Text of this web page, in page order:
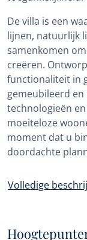
De villa is een
lijnen, natuurlijk
samenkomen
creëren.
functionaliteit in
gemeubileerd
technologieën
moeiteloze
moment dat u
doordachte
Volledige